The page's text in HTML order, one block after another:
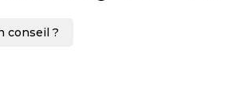
conseil ?